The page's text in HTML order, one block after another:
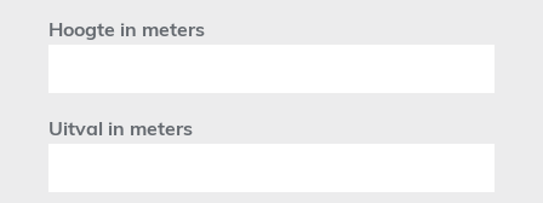
Hoogte in meters
Uitval in meters